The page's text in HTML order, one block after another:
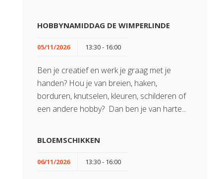
HOBBYNAMIDDAG DE WIMPERLINDE
05/11/2026 13:30 - 16:00
Ben je creatief en werk je graag met je
handen? Hou je van breien, haken,
borduren, knutselen, kleuren, schilderen of
een andere hobby? Dan ben je van harte...
BLOEMSCHIKKEN
06/11/2026 13:30 - 16:00